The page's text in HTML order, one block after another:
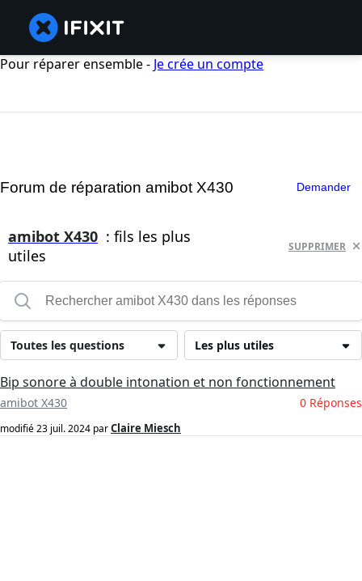
Pour réparer ensemble - Je crée un compte
Forum de réparation amibot X430 Demander
amibot X430 : fils les plus
utiles
SUPPRIMER
Les plus utiles
Toutes les questions
Bip sonore à double intonation et non fonctionnement
amibot X430 0 Réponses
modifié23 juil. 2024 parClaire Miesch